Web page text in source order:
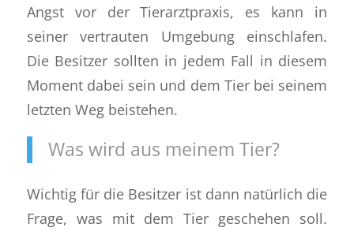
Angst vor der Tierarztpraxis, es kann in
seiner vertrauten Umgebung einschlafen.
Die Besitzer sollten in jedem Fall in diesem
Moment dabei sein und dem Tier bei seinem
letzten Weg beistehen.
Was wird aus meinem Tier?
Wichtig für die Besitzer ist dann natürlich die
Frage, was mit dem Tier geschehen soll.